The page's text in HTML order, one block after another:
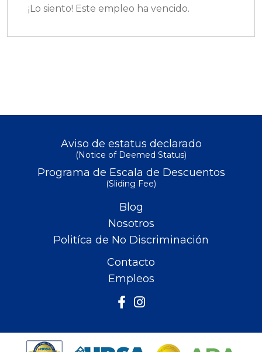
¡Lo siento! Este empleo ha vencido.
Aviso de estatus declarado
(Notice of Deemed Status)
Programa de Escala de Descuentos
(Sliding Fee)
Blog
Nosotros
Politíca de No Discriminación
Contacto
Empleos